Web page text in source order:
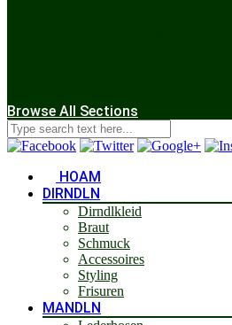
Browse All Sections
HOAM
DIRNDLN
Dirndlkleid
Braut
Schmuck
Accessoires
Styling
Frisuren
MANDLN